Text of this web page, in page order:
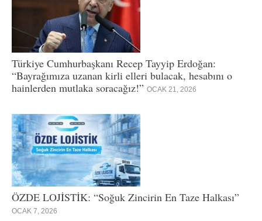
Türkiye Cumhurbaşkanı Recep Tayyip Erdoğan:
“Bayrağımıza uzanan kirli elleri bulacak, hesabını o
hainlerden mutlaka soracağız!” OCAK 21, 2026
ÖZDE LOJİSTİK: “Soğuk Zincirin En Taze Halkası”
OCAK 7, 2026